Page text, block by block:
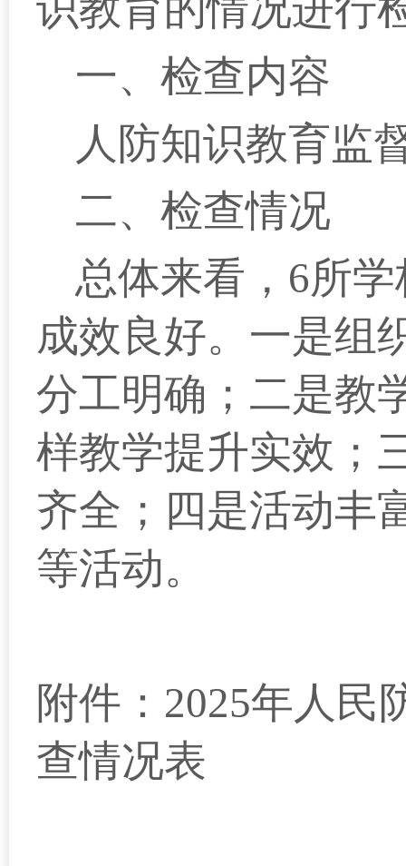
一、检查内容
人防知识教育监
二、检查情况
总体来看， 6所
成效良好。 一是组
分工明确；二是教
样教学提升实效；
齐全；四是活动丰
等活动。
附件： 2025年人民
查情况表